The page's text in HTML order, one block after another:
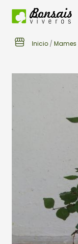
Inicio / Mames